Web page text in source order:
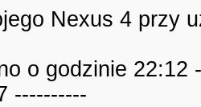
Nexus 4 przy
o godzinie 22:12
----------